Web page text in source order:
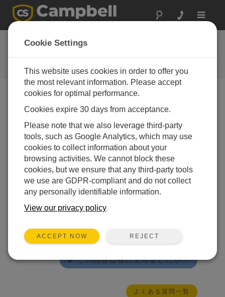
Toggle
よくある質問
当社の製品とソリューションに関
するよくある質問
Network Plannerとは何ですか?
Network Plannerは LoggerNet 4.0 の新機能です。
これは、PakBus ネットワーク内のデータロガー
をセットアップして、ロガー同士および
LoggerNet サーバと通信できるようにするために
特別に設計されました。
Network Plannerを使用すると、デバイスのグラフ
ィカル レイアウトとデバイス間のリンクの指定が
可能になります。その後、その情報を使用してす
デバイスにプログラムする手段と LoggerNet を構
成する手段を提供できます。
この回答は役に立ちましたか？
よくある質問一覧
Cookie Settings
This website uses cookies in order to offer you
the most relevant information. Please accept
cookies for optimal performance.
Cookies expire 30 days from acceptance.
Please note that we also leverage third-party
tools, such as Google Analytics, which may use
cookies to collect information about your
browsing activities. We cannot block these
cookies, but we ensure that any third-party tools
we use are GDPR-compliant and do not collect
any personally identifiable information.
View our privacy policy
ACCEPT NOW REJECT